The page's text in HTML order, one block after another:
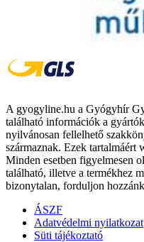
A gyogyline.hu a Gyógyhír
található információk a
nyilvánosan fellelhető
származnak. Ezek tartalmáért
Minden esetben figyelmesen
található, illetve a termékhez
bizonytalan, forduljon
ÁSZF
Adatvédelmi nyilatkozat
Süti tájékoztató